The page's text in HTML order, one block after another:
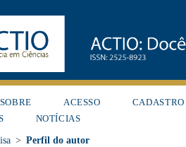
SOBRE ACESSO
CADASTRO
NOTÍCIAS
> Perfil do autor